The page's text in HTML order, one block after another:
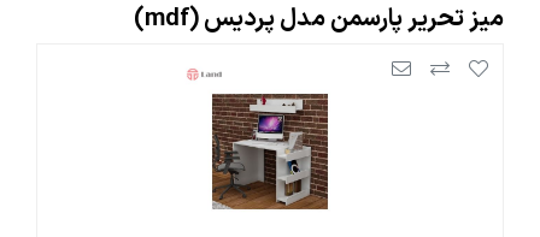
میز تحریر پارسمن مدل پردیس (mdf)